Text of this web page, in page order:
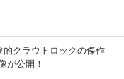
的クラウトロックの傑作
が公開！